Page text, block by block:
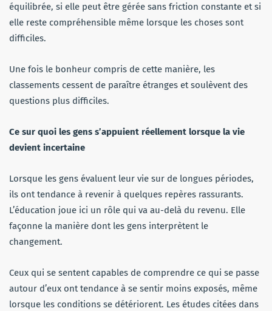
équilibrée, si elle peut être gérée sans friction constante et si
elle reste compréhensible même lorsque les choses sont
difficiles.
Une fois le bonheur compris de cette manière, les
classements cessent de paraître étranges et soulèvent des
questions plus difficiles.
Ce sur quoi les gens s’appuient réellement lorsque la vie
devient incertaine
Lorsque les gens évaluent leur vie sur de longues périodes,
ils ont tendance à revenir à quelques repères rassurants.
L’éducation joue ici un rôle qui va au-delà du revenu. Elle
façonne la manière dont les gens interprètent le
changement.
Ceux qui se sentent capables de comprendre ce qui se passe
autour d’eux ont tendance à se sentir moins exposés, même
lorsque les conditions se détériorent. Les études citées dans